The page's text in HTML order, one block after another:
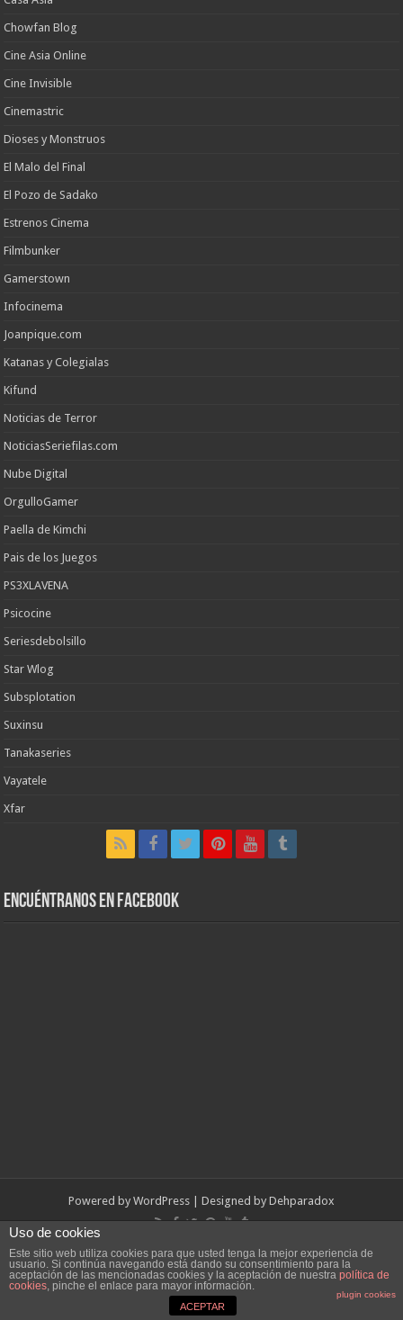
Chowfan Blog
Cine Asia Online
Cine Invisible
Cinemastric
Dioses y Monstruos
El Malo del Final
El Pozo de Sadako
Estrenos Cinema
Filmbunker
Gamerstown
Infocinema
Joanpique.com
Katanas y Colegialas
Kifund
Noticias de Terror
NoticiasSeriefilas.com
Nube Digital
OrgulloGamer
Paella de Kimchi
Pais de los Juegos
PS3XLAVENA
Psicocine
Seriesdebolsillo
Star Wlog
Subsplotation
Suxinsu
Tanakaseries
Vayatele
Xfar
Encuéntranos en Facebook
Powered by WordPress | Designed by Dehparadox
Uso de cookies
Este sitio web utiliza cookies para que usted tenga la mejor experiencia de
usuario. Si continúa navegando está dando su consentimiento para la
aceptación de las mencionadas cookies y la aceptación de nuestra política de
cookies, pinche el enlace para mayor información.
plugin cookies
ACEPTAR